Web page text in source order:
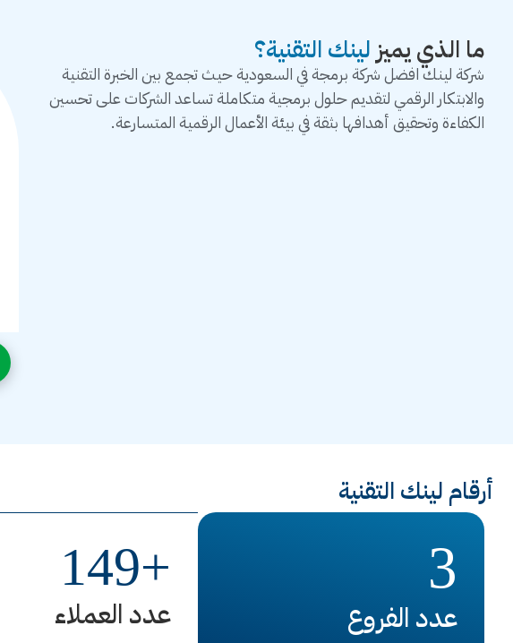
ما الذي يميز لينك التقنية؟
شركة لينك افضل شركة برمجة في السعودية حيث تجمع بين الخبرة التقنية
والابتكار الرقمي لتقديم حلول برمجية متكاملة تساعد الشركات على تحسين
الكفاءة وتحقيق أهدافها بثقة في بيئة الأعمال الرقمية المتسارعة.
أرقام لينك التقنية
عدد الفروع
3
عدد العملاء
+
149